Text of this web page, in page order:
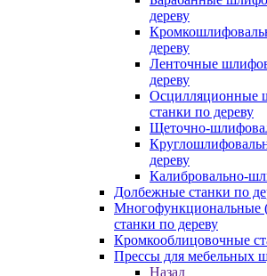
дереву
дереву
Ленточные
дереву
Осцилляционные
станки по дереву
Щеточно-
дереву
Калибровально-
Долбежные станки по
Многофункциональные
станки по дереву
Кромкооблицовочные
Прессы для мебельных
Назад